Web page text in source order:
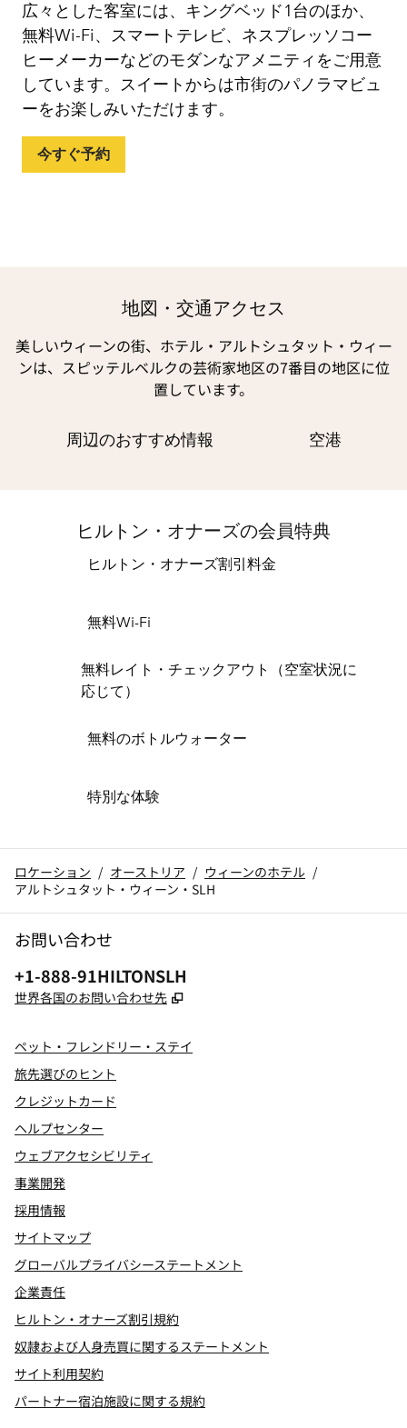
広々とした客室には、キングベッド1台のほか、
無料Wi-Fi、スマートテレビ、ネスプレッソコー
ヒーメーカーなどのモダンなアメニティをご用意
しています。スイートからは市街のパノラマビュ
ーをお楽しみいただけます。
今すぐ予約
地図・交通アクセス
美しいウィーンの街、ホテル・アルトシュタット・ウィー
ンは、スピッテルベルクの芸術家地区の7番目の地区に位
置しています。
周辺のおすすめ情報 空港
ヒルトン・オナーズの会員特典
ヒルトン・オナーズ割引料金
無料Wi-Fi
無料レイト・チェックアウト（空室状況に
応じて）
無料のボトルウォーター
特別な体験
ロケーション / オーストリア / ウィーンのホテル /
アルトシュタット・ウィーン・SLH
お問い合わせ
電話番号：
+1-888-91HILTONSLH
世界各国のお問い合わせ先 ,
ペット・フレンドリー・ステイ
旅先選びのヒント
クレジットカード
ヘルプセンター
ウェブアクセシビリティ
事業開発
採用情報
サイトマップ
グローバルプライバシーステートメント
企業責任
ヒルトン・オナーズ割引規約
奴隷および人身売買に関するステートメント
サイト利用契約
パートナー宿泊施設に関する規約